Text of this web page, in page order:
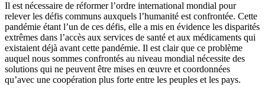
Il est nécessaire de réformer l’ordre international mondial pour
relever les défis communs auxquels l’humanité est confrontée. Cette
pandémie étant l’un de ces défis, elle a mis en évidence les disparités
extrêmes dans l’accès aux services de santé et aux médicaments qui
existaient déjà avant cette pandémie. Il est clair que ce problème
auquel nous sommes confrontés au niveau mondial nécessite des
solutions qui ne peuvent être mises en œuvre et coordonnées
qu’avec une coopération plus forte entre les peuples et les pays.